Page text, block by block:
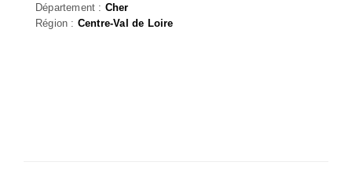
Département : Cher
Région : Centre-Val de Loire